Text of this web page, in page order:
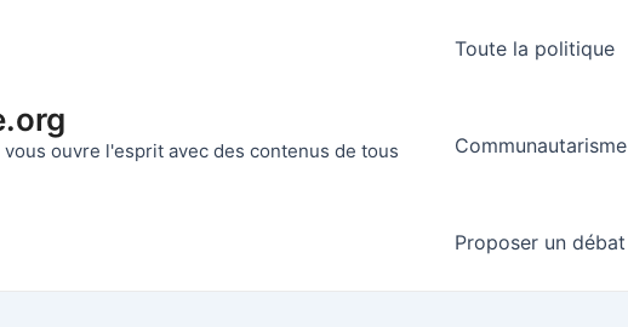
ouvre l'esprit avec des contenus de tous
Toute la politique
Communautarisme
Proposer un débat